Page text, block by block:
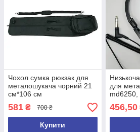
Чохол сумка рюкзак для
металошукача чорний 21
см*106 см
581 ₴ 700 ₴
Купити
для
md6250,
250,
ACE350,
456,50